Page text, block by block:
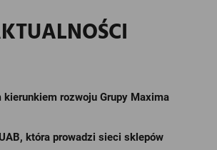
rozwoju Grupy Maxima
która prowadzi sieci sklepów